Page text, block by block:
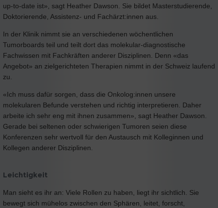
up-to-date ist», sagt Heather Dawson. Sie bildet Masterstudierende,
Doktorierende, Assistenz- und Fachärzt:innen aus.
In der Klinik nimmt sie an verschiedenen wöchentlichen
Tumorboards teil und teilt dort das molekular-diagnostische
Fachwissen mit Fachkräften anderer Disziplinen. Denn «das
Angebot» an zielgerichteten Therapien nimmt in der Schweiz laufend
zu.
«Ich muss dafür sorgen, dass die Onkolog:innen unsere
molekularen Befunde verstehen und richtig interpretieren. Daher
arbeite ich sehr eng mit ihnen zusammen», sagt Heather Dawson.
Gerade bei seltenen oder schwierigen Tumoren seien diese
Konferenzen sehr wertvoll für den Austausch mit Kolleginnen und
Kollegen anderer Disziplinen.
Leichtigkeit
Man sieht es ihr an: Viele Rollen zu haben, liegt ihr sichtlich. Sie
bewegt sich mühelos zwischen den Sphären, leitet, forscht,